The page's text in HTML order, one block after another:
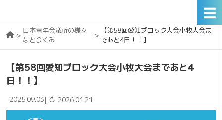
☰
> 日本青年会議所の様々
なとりくみ
>
【第58回愛知ブロック大会小牧大会ま
であと4日！！】
【第58回愛知ブロック大会小牧大会まであと4
日！！】
2025.09.03| ↻ 2026.01.21